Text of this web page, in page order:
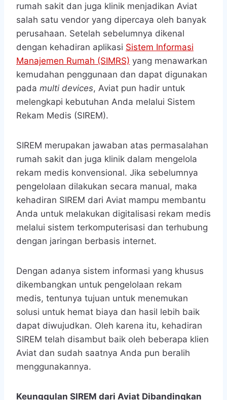
rumah sakit dan juga klinik menjadikan Aviat
salah satu vendor yang dipercaya oleh banyak
perusahaan. Setelah sebelumnya dikenal
dengan kehadiran aplikasi Sistem Informasi
Manajemen Rumah (SIMRS) yang menawarkan
kemudahan penggunaan dan dapat digunakan
pada multi devices, Aviat pun hadir untuk
melengkapi kebutuhan Anda melalui Sistem
Rekam Medis (SIREM).
SIREM merupakan jawaban atas permasalahan
rumah sakit dan juga klinik dalam mengelola
rekam medis konvensional. Jika sebelumnya
pengelolaan dilakukan secara manual, maka
kehadiran SIREM dari Aviat mampu membantu
Anda untuk melakukan digitalisasi rekam medis
melalui sistem terkomputerisasi dan terhubung
dengan jaringan berbasis internet.
Dengan adanya sistem informasi yang khusus
dikembangkan untuk pengelolaan rekam
medis, tentunya tujuan untuk menemukan
solusi untuk hemat biaya dan hasil lebih baik
dapat diwujudkan. Oleh karena itu, kehadiran
SIREM telah disambut baik oleh beberapa klien
Aviat dan sudah saatnya Anda pun beralih
menggunakannya.
Keunggulan SIREM dari Aviat Dibandingkan